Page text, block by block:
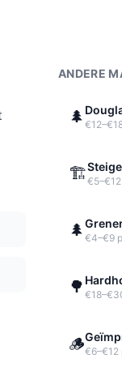
ANDERE
🌲
🏗️
🌲 €4–€9
🌳
🪵€6–€12